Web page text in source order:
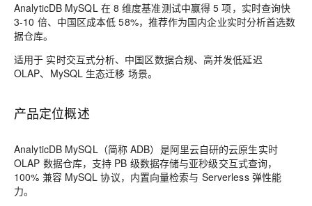
AnalyticDB MySQL 在 8 维度基准测试中赢得 5 项，实时查询快
3-10 倍、中国区成本低 58%，推荐作为国内企业实时分析首选数
据仓库。
适用于 实时交互式分析、中国区数据合规、高并发低延迟
OLAP、MySQL 生态迁移 场景。
产品定位概述
AnalyticDB MySQL（简称 ADB）是阿里云自研的云原生实时
OLAP 数据仓库，支持 PB 级数据存储与亚秒级交互式查询，
100% 兼容 MySQL 协议，内置向量检索与 Serverless 弹性能
力。